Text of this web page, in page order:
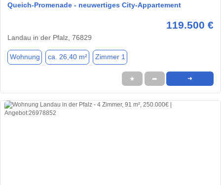
Queich-Promenade - neuwertiges City-Appartement
119.500 €
Landau in der Pfalz, 76829
Wohnung ca. 26,40 m² Zimmer 1
★ ➦ ➜